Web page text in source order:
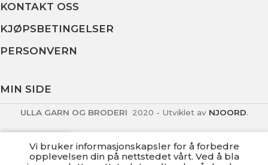
KONTAKT OSS
KJØPSBETINGELSER
PERSONVERN
MIN SIDE
ULLA GARN OG BRODERI 2020 - Utviklet av NJOORD.
Vi bruker informasjonskapsler for å forbedre
opplevelsen din på nettstedet vårt. Ved å bla
HomeWishlistCart